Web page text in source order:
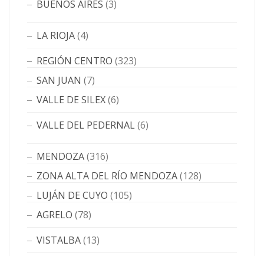
BUENOS AIRES (3)
LA RIOJA(4)
REGIÓN CENTRO (323)
SAN JUAN (7)
VALLE DE SILEX(6)
VALLE DEL PEDERNAL(6)
MENDOZA(316)
ZONA ALTA DEL RÍO MENDOZA(128)
LUJÁN DE CUYO (105)
AGRELO (78)
VISTALBA(13)